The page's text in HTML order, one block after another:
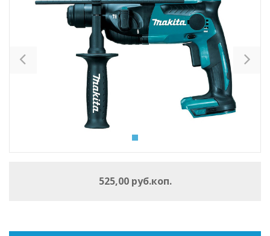
Previous
525,00 руб.коп.